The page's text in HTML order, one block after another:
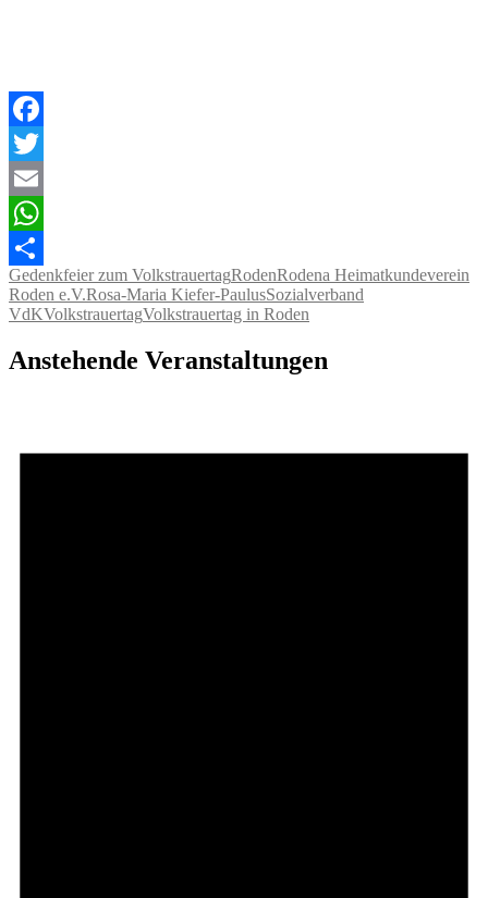
Facebook
Twitter
Email
WhatsApp
Teilen
Gedenkfeier zum VolkstrauertagRodenRodena Heimatkundeverein
Roden e.V.Rosa-Maria Kiefer-PaulusSozialverband
VdKVolkstrauertagVolkstrauertag in Roden
Anstehende Veranstaltungen